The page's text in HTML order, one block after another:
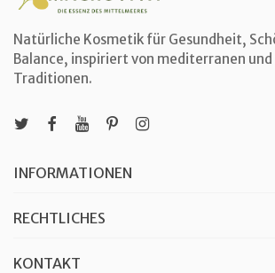
Natürliche Kosmetik für Gesundheit,
Balance, inspiriert von mediterranen
Traditionen.
INFORMATIONEN
RECHTLICHES
KONTAKT